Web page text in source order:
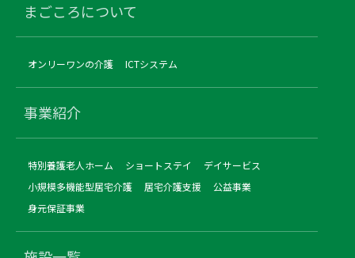
まごころについて
オンリーワンの介護 ICTシステム
事業紹介
特別養護老人ホーム ショートステイ
デイサービス
小規模多機能型居宅介護
居宅介護支援
公益事業
身元保証事業